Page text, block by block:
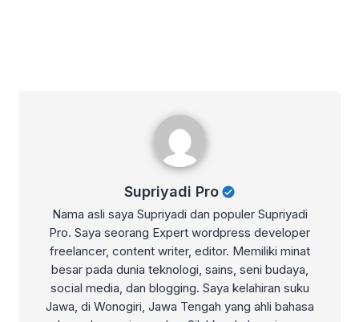
Supriyadi Pro
Nama asli saya Supriyadi dan populer Supriyadi
Pro. Saya seorang Expert wordpress developer
freelancer, content writer, editor. Memiliki minat
besar pada dunia teknologi, sains, seni budaya,
social media, dan blogging. Saya kelahiran suku
Jawa, di Wonogiri, Jawa Tengah yang ahli bahasa